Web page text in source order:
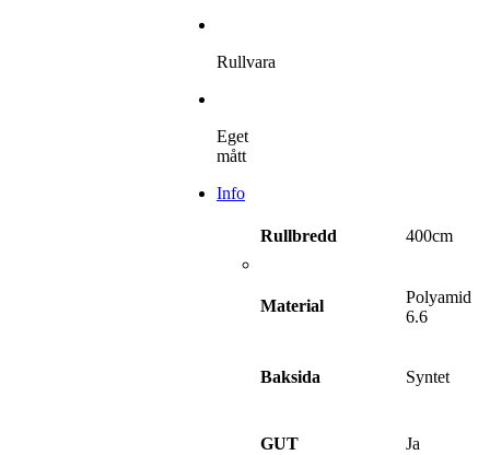
Rullvara
Eget
mått
Info
Rullbredd 400cm
Material
Polyamid
6.6
Baksida Syntet
GUT Ja